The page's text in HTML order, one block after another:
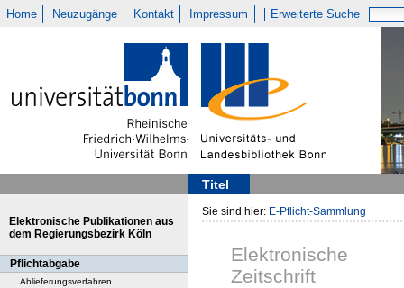
Home Neuzugänge Kontakt Impressum Erweiterte Suche
Titel
Elektronische Publikationen aus
dem Regierungsbezirk Köln
Pflichtabgabe
Ablieferungsverfahren
Sie sind hier: E-Pflicht-Sammlung
Elektronische
Zeitschrift